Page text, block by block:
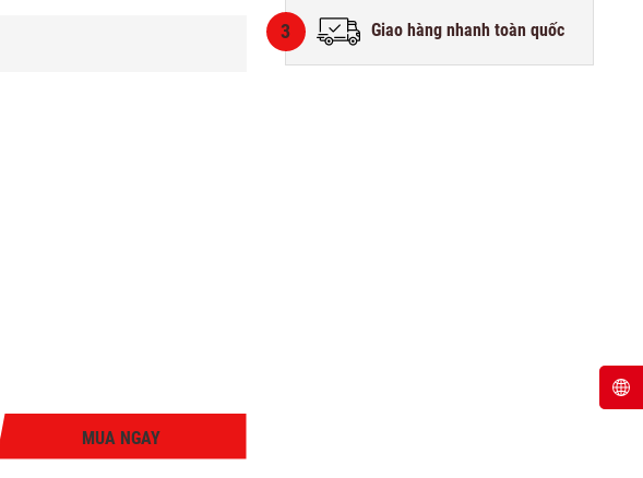
MUA NGAY
3 Giao hàng nhanh toàn quốc